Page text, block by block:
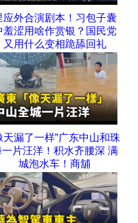
应外合演剧本！习包子囊
羞涩用啥作赏银？国民党
又用什么变相跪舔回礼
天漏了一样”广东中山和珠
一片汪洋！积水齐腰深 满
城泡水车！商舖